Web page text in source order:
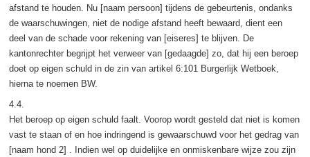
afstand te houden. Nu [naam persoon] tijdens de gebeurtenis, ondanks
de waarschuwingen, niet de nodige afstand heeft bewaard, dient een
deel van de schade voor rekening van [eiseres] te blijven. De
kantonrechter begrijpt het verweer van [gedaagde] zo, dat hij een beroep
doet op eigen schuld in de zin van artikel 6:101 Burgerlijk Wetboek,
hierna te noemen BW.
4.4.
Het beroep op eigen schuld faalt. Voorop wordt gesteld dat niet is komen
vast te staan of en hoe indringend is gewaarschuwd voor het gedrag van
[naam hond 2] . Indien wel op duidelijke en onmiskenbare wijze zou zijn